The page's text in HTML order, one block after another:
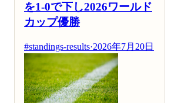
を1-0で下し2026ワールド
カップ優勝
#standings-results·2026年7月20日